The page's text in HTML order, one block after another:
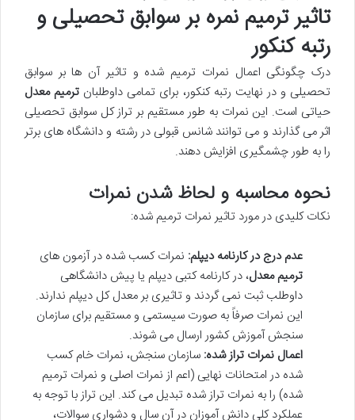
تاثیر ترمیم نمره بر سوابق تحصیلی و
رتبه کنکور
درک چگونگی اعمال نمرات ترمیم شده و تاثیر آن ها بر سوابق
تحصیلی و در نهایت رتبه کنکور، برای تمامی داوطلبان ترمیم معدل
حیاتی است. این نمرات به طور مستقیم بر تراز کل سوابق تحصیلی
اثر می گذارند و می توانند شانس قبولی در رشته و دانشگاه های برتر
را به طور چشمگیری افزایش دهند.
نحوه محاسبه و لحاظ شدن نمرات
نکات کلیدی در مورد تاثیر نمرات ترمیم شده:
عدم درج در کارنامه دیپلم: نمرات کسب شده در آزمون های
ترمیم معدل، در کارنامه کتبی دیپلم یا پیش دانشگاهی
داوطلب ثبت نمی گردند و تاثیری بر معدل کل دیپلم ندارند.
این نمرات صرفاً به صورت سیستمی و مستقیم برای سازمان
سنجش آموزش کشور ارسال می شوند.
اعمال نمرات تراز شده: سازمان سنجش، نمرات خام کسب
شده در امتحانات نهایی (اعم از نمرات اصلی و نمرات ترمیم
شده) را به نمرات تراز شده تبدیل می کند. این تراز با توجه به
عملکرد کلی دانش آموزان در آن سال و دشواری سوالات،